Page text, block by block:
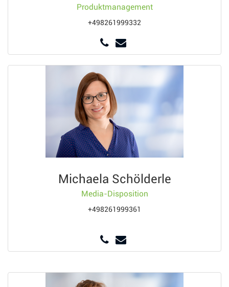
Produktmanagement
+498261999332
Michaela Schölderle
Media-Disposition
+498261999361